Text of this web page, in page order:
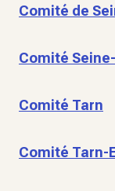
Comité de
Comité
Comité Tarn
Comité Tarn-